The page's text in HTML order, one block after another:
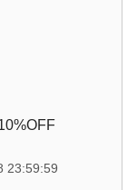
23:59:59